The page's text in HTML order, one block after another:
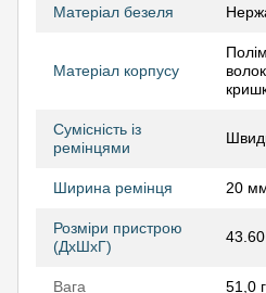
Матеріал безеля
Матеріал корпусу
Сумісність із
ремінцями
Ширина ремінця 20
Розміри пристрою
(ДхШхГ)
Вага 51,0 г